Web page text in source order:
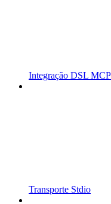
Integração DSL MCP
Transporte Stdio